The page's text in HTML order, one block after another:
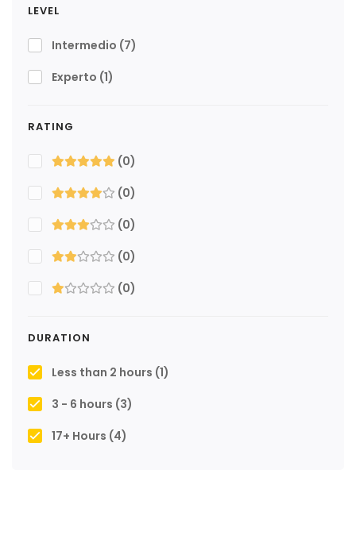
LEVEL
Intermedio (7)
Experto (1)
RATING
(0)
(0)
(0)
(0)
(0)
DURATION
Less than 2 hours (1)
3 - 6 hours (3)
17+ Hours (4)